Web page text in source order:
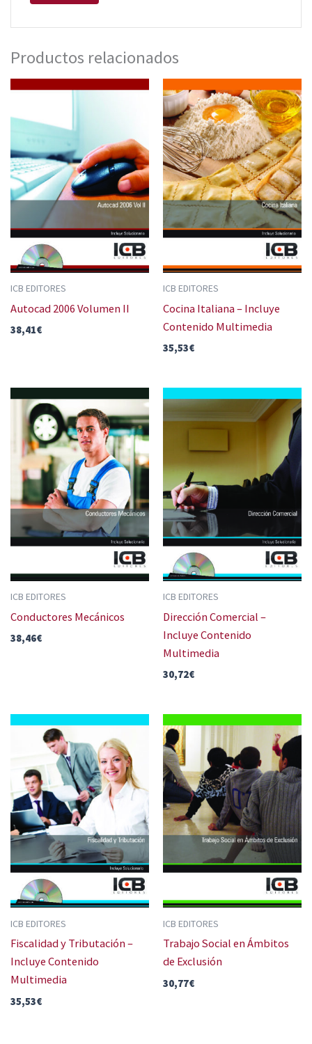
Productos relacionados
ICB EDITORES
Autocad 2006 Volumen II
38,41€
ICB EDITORES
Cocina Italiana – Incluye
Contenido Multimedia
35,53€
ICB EDITORES
Conductores Mecánicos
38,46€
ICB EDITORES
Dirección Comercial –
Incluye Contenido
Multimedia
30,72€
ICB EDITORES
Fiscalidad y Tributación –
Incluye Contenido
Multimedia
35,53€
ICB EDITORES
Trabajo Social en Ámbitos
de Exclusión
30,77€